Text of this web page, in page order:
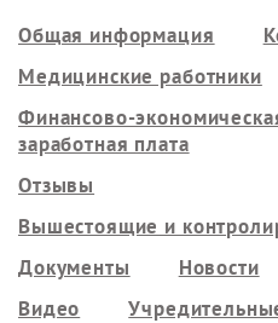
Общая информация
Медицинские работники
Финансово-
заработная плата
Отзывы
Вышестоящие и
Документы
Новости
Видео